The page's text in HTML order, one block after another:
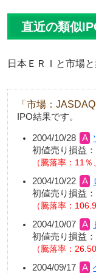
直近の類似
日本ＥＲＩと市場
「市場：
IPO結果です。
2004/10/28
初値売り損益：
騰落率：11
2004/10/22
初値売り損益：
騰落率：
2004/10/07
初値売り損益：
騰落率：
2004/09/17